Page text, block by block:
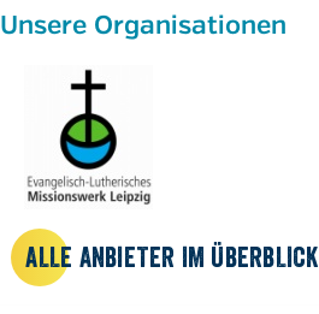
Unsere Organisationen
ALLE ANBIETER IM ÜBERBLICK